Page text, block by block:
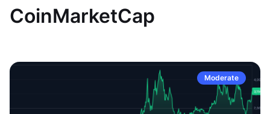
CoinMarketCap
Moderate